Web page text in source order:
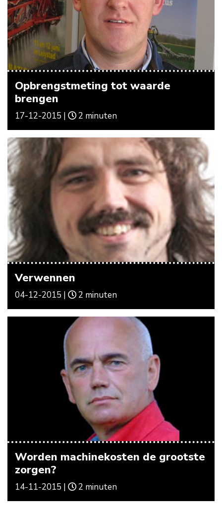
Opbrengstmeting tot waarde
brengen
17-12-2015 | 2 minuten
Verwennen
04-12-2015 | 2 minuten
Worden machinekosten de grootste
zorgen?
14-11-2015 | 2 minuten